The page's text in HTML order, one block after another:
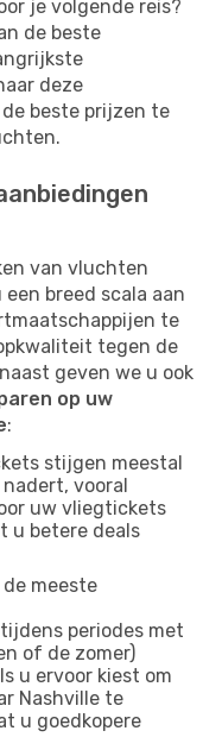
je volgende reis?
de beste
deze
beste prijzen te
van vluchten
breed scala aan
te
tegen de
geven we u ook
op uw
:
stijgen meestal
vooral
uw vliegtickets
u betere deals
de meeste
periodes met
of de zomer)
u ervoor kiest om
Nashville te
u goedkopere